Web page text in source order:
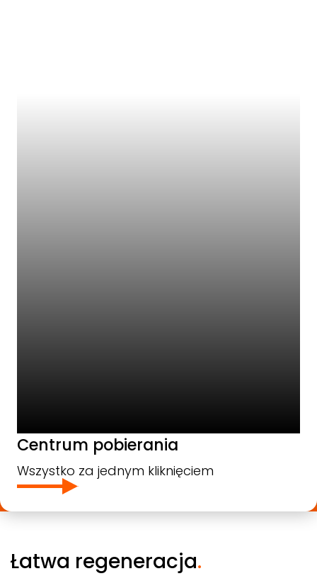
Centrum pobierania
Wszystko za jednym kliknięciem
Łatwa regeneracja.